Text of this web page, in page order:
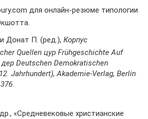
для онлайн-резюме типологии
Донат П. (ред.), Корпус
Quellen цур Frühgeschichte Auf
Deutschen Demokratischen
Jahrhundert), Akademie-Verlag, Berlin
«Средневековые христианские